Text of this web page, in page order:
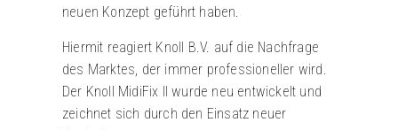
neuen Konzept geführt haben.
Hiermit reagiert Knoll B.V. auf die Nachfrage
des Marktes, der immer professioneller wird.
Der Knoll MidiFix II wurde neu entwickelt und
zeichnet sich durch den Einsatz neuer